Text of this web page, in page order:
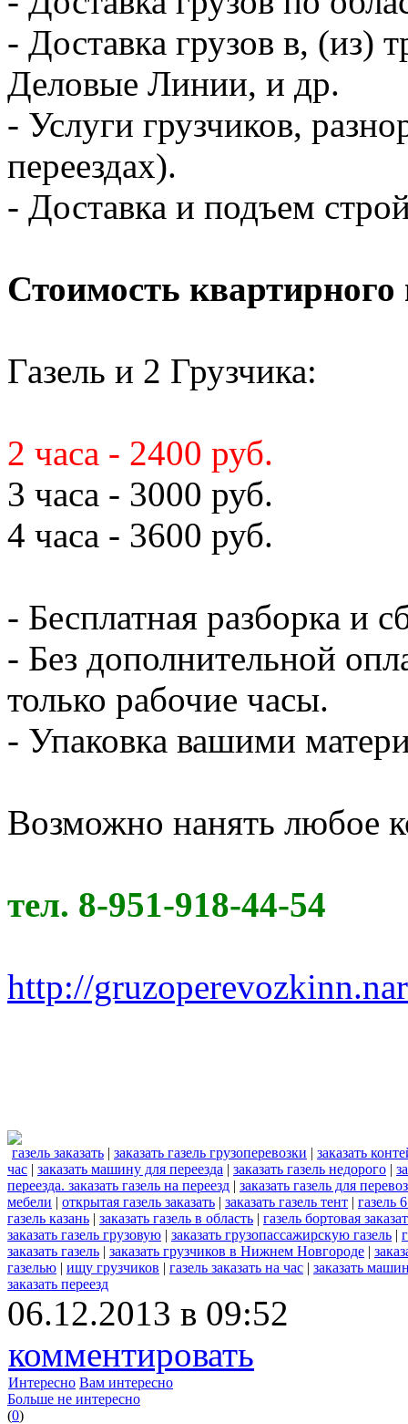
- Доставка грузов в,
Деловые Линии, и др.
- Услуги грузчиков,
переездах).
- Доставка и подъем
Стоимость квартирного
Газель и 2 Грузчика:
2 часа - 2400 руб.
3 часа - 3000 руб.
4 часа - 3600 руб.
- Бесплатная разборка и
- Без дополнительной
только рабочие часы.
- Упаковка вашими
Возможно нанять любое
тел. 8-951-918-44-54
http://
газель заказать | заказать газель грузоперевозки | заказать
час | заказать машину для переезда | заказать газель недорого |
переезда. заказать газель на переезд | заказать газель для
мебели | открытая газель заказать | заказать газель тент | газель
газель казань | заказать газель в область | газель бортовая
заказать газель грузовую | заказать грузопассажирскую газель |
заказать газель | заказать грузчиков в Нижнем Новгороде |
газелью | ищу грузчиков | газель заказать на час | заказать
заказать переезд
06.12.2013 в 09:52
комментировать
Интересно Вам интересно
Больше не интересно
(0)